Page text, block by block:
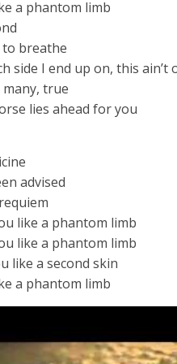
a phantom limb
breathe
side I end up on, this ain’t
true
lies ahead for you
advised
like a phantom limb
like a phantom limb
like a second skin
a phantom limb